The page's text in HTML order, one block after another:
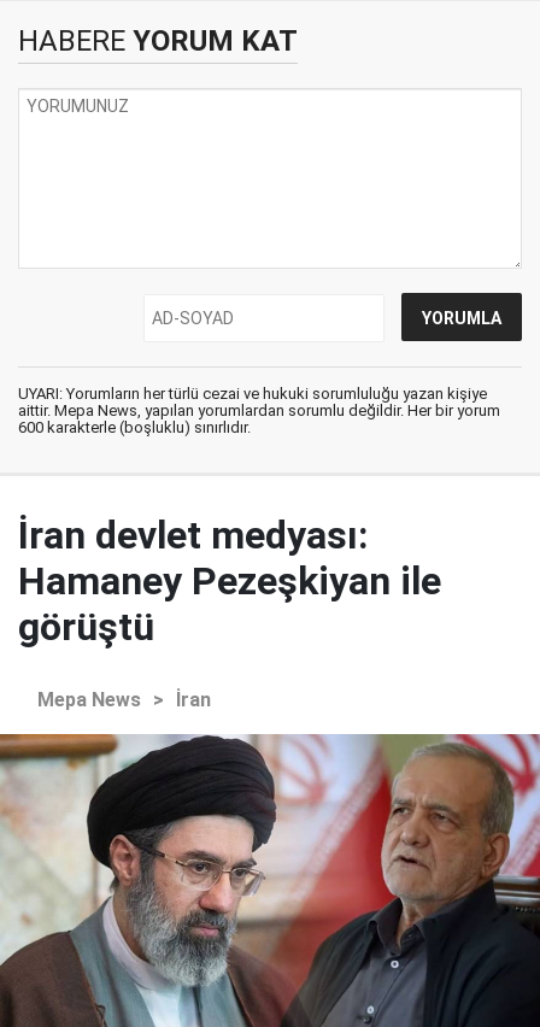
HABERE YORUM KAT
UYARI: Yorumların her türlü cezai ve hukuki sorumluluğu yazan kişiye
aittir. Mepa News, yapılan yorumlardan sorumlu değildir. Her bir yorum
600 karakterle (boşluklu) sınırlıdır.
İran devlet medyası:
Hamaney Pezeşkiyan ile
görüştü
Mepa News > İran